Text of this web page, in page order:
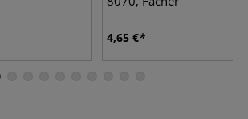
4,65 €